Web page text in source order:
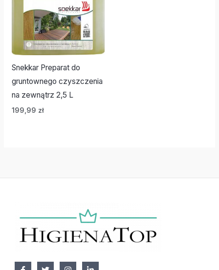
Snekkar Preparat do
gruntownego czyszczenia
na zewnątrz 2,5 L
199,99 zł